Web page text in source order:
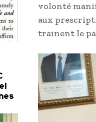
volonté
aux
trainent le